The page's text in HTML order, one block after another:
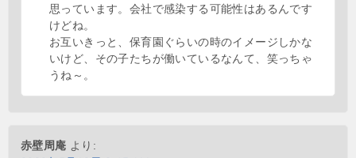
思っています。会社で感染する可能性はあるんです
けどね。
お互いきっと、保育園ぐらいの時のイメージしかな
いけど、その子たちが働いているなんて、笑っちゃ
うね～。
赤壁周庵 より: